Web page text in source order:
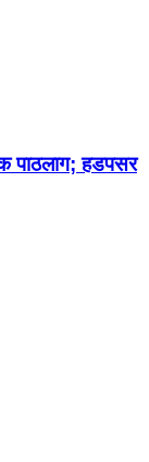
पाठलाग; हडपसर